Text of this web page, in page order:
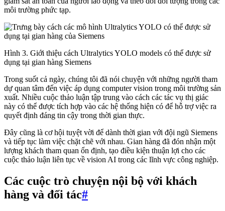
môi trường phức tạp.
Hình 3. Giới thiệu cách Ultralytics YOLO models có thể được sử
dụng tại gian hàng Siemens
Trong suốt cả ngày, chúng tôi đã nói chuyện với những người tham
dự quan tâm đến việc áp dụng computer vision trong môi trường sản
xuất. Nhiều cuộc thảo luận tập trung vào cách các tác vụ thị giác
này có thể được tích hợp vào các hệ thống hiện có để hỗ trợ việc ra
quyết định đáng tin cậy trong thời gian thực.
Đây cũng là cơ hội tuyệt vời để dành thời gian với đội ngũ Siemens
và tiếp tục làm việc chặt chẽ với nhau. Gian hàng đã đón nhận một
lượng khách tham quan ổn định, tạo điều kiện thuận lợi cho các
cuộc thảo luận liên tục về vision AI trong các lĩnh vực công nghiệp.
Các cuộc trò chuyện nội bộ với khách
hàng và đối tác#